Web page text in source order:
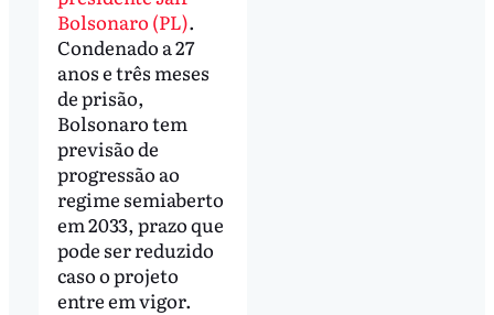
Bolsonaro (PL).
Condenado a 27
anos e três meses
de prisão,
Bolsonaro tem
previsão de
progressão ao
regime semiaberto
em 2033, prazo que
pode ser reduzido
caso o projeto
entre em vigor.